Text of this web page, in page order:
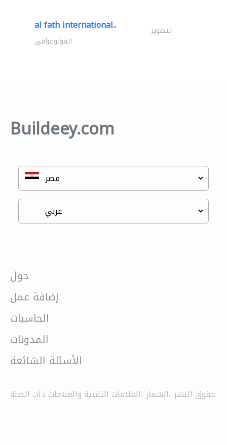
al fath international.. التصوير
الفوتوغرافي
Buildeey.com
حول
إضافة عمل
الحاسبات
المدونات
الأسئلة الشائعة
حقوق النشر ،الشعار ،العلامات التقنية والعلامات ذات الصلة